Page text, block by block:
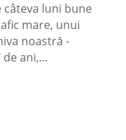
luni bune
mare, unui
noastră -
ani,...